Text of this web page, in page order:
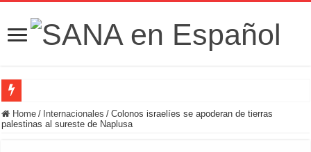
Fuerzas de Seguridad hallan fosa común con nueve cadáveres en la zona rural
Home / Internacionales / Colonos israelíes se apoderan de tierras
palestinas al sureste de Naplusa